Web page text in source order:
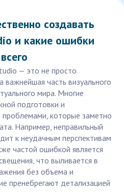
создавать
и какие ошибки
— это не просто
важнейшая часть визуального
мира. Многие
подготовки и
проблемами, которые заметно
Например, неправильный
к неудачным перспективам
частой ошибкой является
что выливается в
без объема и
пренебрегают детализацией